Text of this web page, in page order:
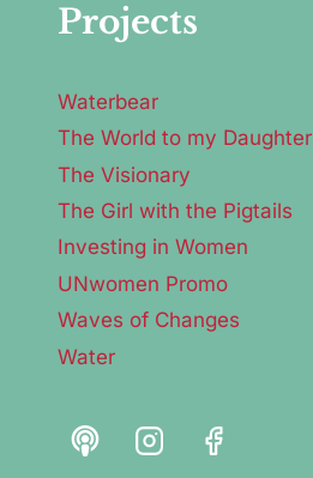
Projects
Waterbear
The World to my Daughter
The Visionary
The Girl with the Pigtails
Investing in Women
UNwomen Promo
Waves of Changes
Water